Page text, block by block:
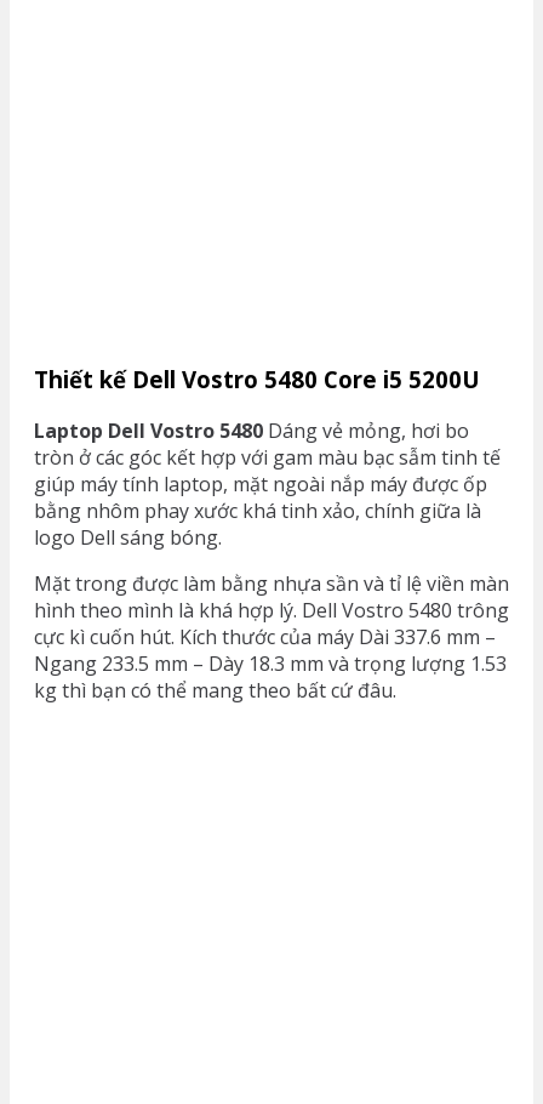
Thiết kế Dell Vostro 5480 Core i5 5200U
Laptop Dell Vostro 5480 Dáng vẻ mỏng, hơi bo
tròn ở các góc kết hợp với gam màu bạc sẫm tinh tế
giúp máy tính laptop, mặt ngoài nắp máy được ốp
bằng nhôm phay xước khá tinh xảo, chính giữa là
logo Dell sáng bóng.
Mặt trong được làm bằng nhựa sần và tỉ lệ viền màn
hình theo mình là khá hợp lý. Dell Vostro 5480 trông
cực kì cuốn hút. Kích thước của máy Dài 337.6 mm –
Ngang 233.5 mm – Dày 18.3 mm và trọng lượng 1.53
kg thì bạn có thể mang theo bất cứ đâu.